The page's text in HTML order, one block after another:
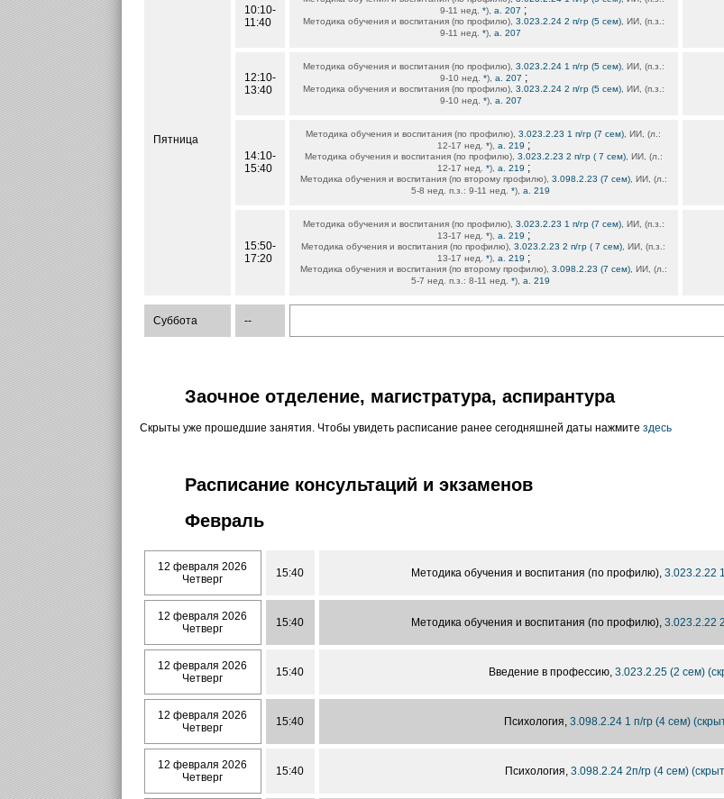
Пятница
10:10-
11:40
9-11 нед. *), а. 207 ;
Методика обучения и воспитания (по профилю), 3.023.2.24 2 п/гр (5 сем), ИИ, (п.з.:
9-11 нед. *), а. 207
12:10-
13:40
Методика обучения и воспитания (по профилю), 3.023.2.24 1 п/гр (5 сем), ИИ, (п.з.:
9-10 нед. *), а. 207 ;
Методика обучения и воспитания (по профилю), 3.023.2.24 2 п/гр (5 сем), ИИ, (п.з.:
9-10 нед. *), а. 207
14:10-
15:40
Методика обучения и воспитания (по профилю), 3.023.2.23 1 п/гр (7 сем) , ИИ, (л.:
12-17 нед. *), а. 219 ;
Методика обучения и воспитания (по профилю), 3.023.2.23 2 п/гр ( 7 сем), ИИ, (л.:
12-17 нед. *), а. 219 ;
Методика обучения и воспитания (по второму профилю), 3.098.2.23 (7 сем), ИИ, (л.:
5-8 нед. п.з.: 9-11 нед. *), а. 219
15:50-
17:20
Методика обучения и воспитания (по профилю), 3.023.2.23 1 п/гр (7 сем), ИИ, (п.з.:
13-17 нед. *), а. 219 ;
Методика обучения и воспитания (по профилю), 3.023.2.23 2 п/гр ( 7 сем) , ИИ, (п.з.:
13-17 нед. *), а. 219 ;
Методика обучения и воспитания (по второму профилю), 3.098.2.23 (7 сем), ИИ, (л.:
5-7 нед. п.з.: 8-11 нед. *), а. 219
Суббота --
Заочное отделение, магистратура, аспирантура
Скрыты уже прошедшие занятия. Чтобы увидеть расписание ранее сегодняшней даты нажмите здесь
Расписание консультаций и экзаменов
Февраль
12 февраля 2026
Четверг
15:40 Методика обучения и воспитания (по профилю), 3.023.2.22
12 февраля 2026
Четверг
15:40 Методика обучения и воспитания (по профилю), 3.023.2.22
12 февраля 2026
Четверг
15:40 Введение в профессию, 3.023.2.25 (2 сем)
12 февраля 2026
Четверг
15:40 Психология, 3.098.2.24 1 п/гр (4 сем)
12 февраля 2026
Четверг
15:40 Психология, 3.098.2.24 2п/гр (4 сем)